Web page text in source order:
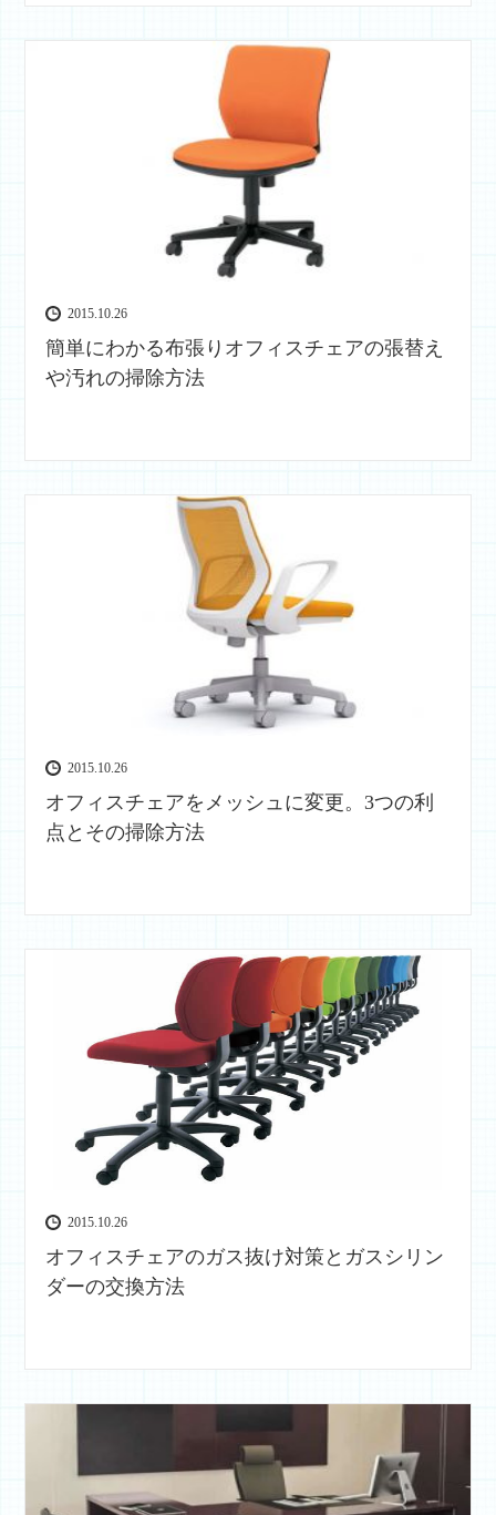
2015.10.26
簡単にわかる布張りオフィスチェアの張替え
や汚れの掃除方法
2015.10.26
オフィスチェアをメッシュに変更。3つの利
点とその掃除方法
2015.10.26
オフィスチェアのガス抜け対策とガスシリン
ダーの交換方法